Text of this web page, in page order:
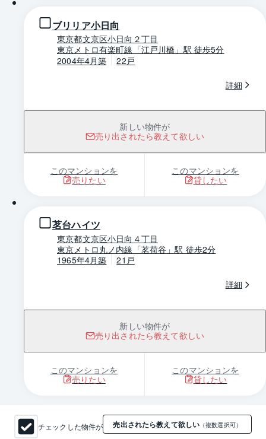
ブリリア小日向
東京都文京区小日向２丁目
東京メトロ有楽町線「江戸川橋」駅 徒歩5分
2004年4月築
22戸
詳細
新しい物件が
売り出されたら教えて欲しい
このマンションを
売りたい
このマンションを
貸したい
茗台ハイツ
東京都文京区小日向４丁目
東京メトロ丸ノ内線「茗荷谷」駅 徒歩2分
1965年4月築
21戸
詳細
新しい物件が
売り出されたら教えて欲しい
このマンションを
売りたい
このマンションを
貸したい
チェックした物件が 売出されたら教えて欲しい （複数選択可）